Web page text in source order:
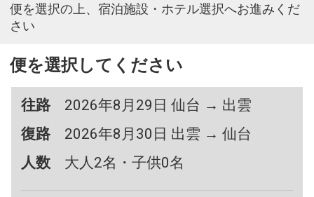
便を選択の上、宿泊施設・ホテル選択へお進みくだ
さい
便を選択してください
往路
2026年8月29日 仙台 → 出雲
復路
2026年8月30日 出雲 → 仙台
人数
大人2名・子供0名